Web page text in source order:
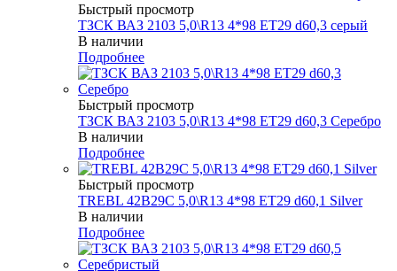
Быстрый просмотр
ТЗСК ВАЗ 2103 5,0\R13 4*98 ET29 d60,3 серый
В наличии
Подробнее
Быстрый просмотр
ТЗСК ВАЗ 2103 5,0\R13 4*98 ET29 d60,3 Серебро
В наличии
Подробнее
Быстрый просмотр
TREBL 42B29C 5,0\R13 4*98 ET29 d60,1 Silver
В наличии
Подробнее